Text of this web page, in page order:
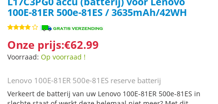
100E-81ER 500e-81ES / 3635mAh/42WH
Onze prijs:€62.99
Voorraad: Op voorraad !
Lenovo 100E-81ER 500e-81ES reserve batterij
Verkeert de batterij van uw Lenovo 100E-81ER 500e-81ES in